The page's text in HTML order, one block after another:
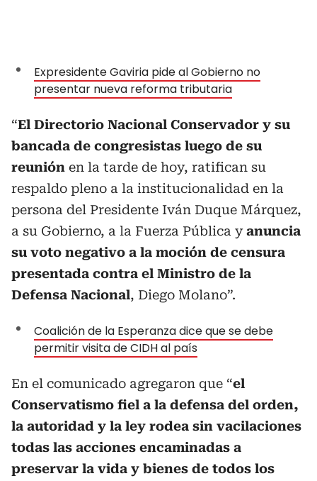
Expresidente Gaviria pide al Gobierno no
presentar nueva reforma tributaria
“El Directorio Nacional Conservador y su
bancada de congresistas luego de su
reunión en la tarde de hoy, ratifican su
respaldo pleno a la institucionalidad en la
persona del Presidente Iván Duque Márquez,
a su Gobierno, a la Fuerza Pública yanuncia
su voto negativo a la moción de censura
presentada contra el Ministro de la
Defensa Nacional, Diego Molano”.
Coalición de la Esperanza dice que se debe
permitir visita de CIDH al país
En el comunicado agregaron que “el
Conservatismo fiel a la defensa del orden,
la autoridad y la ley rodea sin vacilaciones
todas las acciones encaminadas a
preservar la vida y bienes de todos los